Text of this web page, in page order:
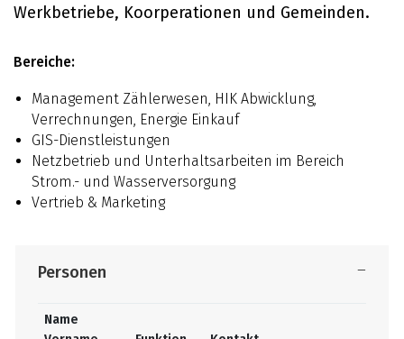
Werkbetriebe, Koorperationen und Gemeinden.
Bereiche:
Management Zählerwesen, HIK Abwicklung,
Verrechnungen, Energie Einkauf
GIS-Dienstleistungen
Netzbetrieb und Unterhaltsarbeiten im Bereich
Strom.- und Wasserversorgung
Vertrieb & Marketing
Personen
Name